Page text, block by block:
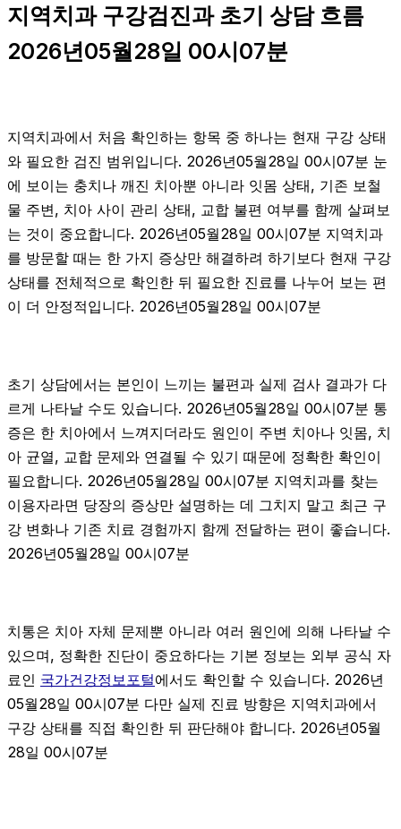
지역치과 구강검진과 초기 상담 흐름
2026년05월28일 00시07분
지역치과에서 처음 확인하는 항목 중 하나는 현재 구강 상태
와 필요한 검진 범위입니다. 2026년05월28일 00시07분 눈
에 보이는 충치나 깨진 치아뿐 아니라 잇몸 상태, 기존 보철
물 주변, 치아 사이 관리 상태, 교합 불편 여부를 함께 살펴보
는 것이 중요합니다. 2026년05월28일 00시07분 지역치과
를 방문할 때는 한 가지 증상만 해결하려 하기보다 현재 구강
상태를 전체적으로 확인한 뒤 필요한 진료를 나누어 보는 편
이 더 안정적입니다. 2026년05월28일 00시07분
초기 상담에서는 본인이 느끼는 불편과 실제 검사 결과가 다
르게 나타날 수도 있습니다. 2026년05월28일 00시07분 통
증은 한 치아에서 느껴지더라도 원인이 주변 치아나 잇몸, 치
아 균열, 교합 문제와 연결될 수 있기 때문에 정확한 확인이
필요합니다. 2026년05월28일 00시07분 지역치과를 찾는
이용자라면 당장의 증상만 설명하는 데 그치지 말고 최근 구
강 변화나 기존 치료 경험까지 함께 전달하는 편이 좋습니다.
2026년05월28일 00시07분
치통은 치아 자체 문제뿐 아니라 여러 원인에 의해 나타날 수
있으며, 정확한 진단이 중요하다는 기본 정보는 외부 공식 자
료인 국가건강정보포털에서도 확인할 수 있습니다. 2026년
05월28일 00시07분 다만 실제 진료 방향은 지역치과에서
구강 상태를 직접 확인한 뒤 판단해야 합니다. 2026년05월
28일 00시07분